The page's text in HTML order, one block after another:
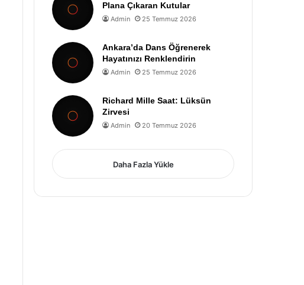
Plana Çıkaran Kutular
Admin 25 Temmuz 2026
Ankara’da Dans Öğrenerek
Hayatınızı Renklendirin
Admin 25 Temmuz 2026
Richard Mille Saat: Lüksün
Zirvesi
Admin 20 Temmuz 2026
Daha Fazla Yükle